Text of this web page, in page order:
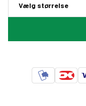
Vælg størrelse